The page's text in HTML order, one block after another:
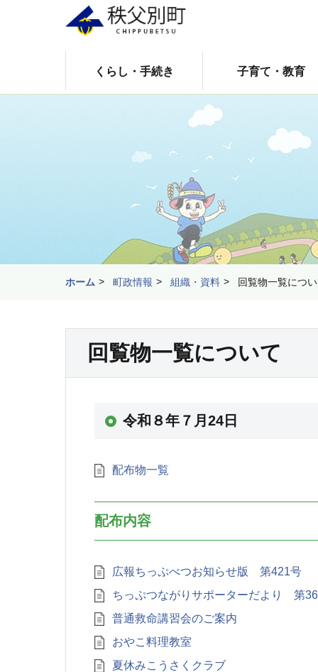
くらし・手続き 子育て・教育
ホーム 町政情報 組織・資料 回覧物一覧につ
回覧物一覧について
令和８年７月24日
配布物一覧
配布内容
広報ちっぷべつお知らせ版 第421号
ちっぷつながりサポーターだより 第
普通救命講習会のご案内
おやこ料理教室
夏休みこうさくクラブ